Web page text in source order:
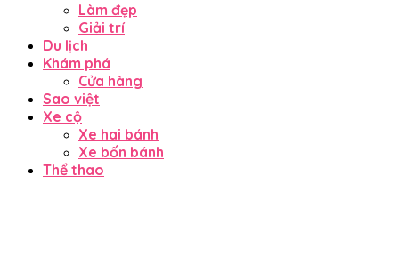
Làm đẹp
Giải trí
Du lịch
Khám phá
Cửa hàng
Sao việt
Xe cộ
Xe hai bánh
Xe bốn bánh
Thể thao